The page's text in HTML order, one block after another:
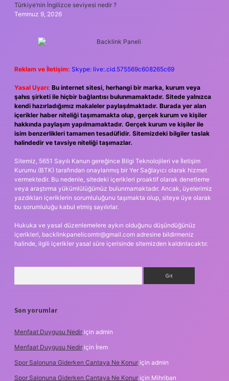
Türkiye’nin İngilizce seviyesi nedir ?
Temmuz 9, 2026
Reklam ve İletişim: Skype: live:.cid.575569c608265c69
Yasal Uyarı: Bu internet sitesi, herhangi bir marka, kurum veya
şahıs şirketi ile hiçbir bağlantısı bulunmamaktadır. Sitede yalnızca
kendi hazırladığımız makaleler paylaşılmaktadır. Burada yer alan
içerikler haber niteliği taşımamakta olup, gerçek kurum ve kişiler
hakkında paylaşım yapılmamaktadır. Gerçek kurum ve kişiler ile
isim benzerlikleri tamamen tesadüfidir. Sitemizdeki bilgiler taslak
halindedir ve tavsiye niteliği taşımazlar.
Sitemiz, 5651 Sayılı Kanun gereğince Bilgi Teknolojileri ve İletişim
Kurumu (BTK) tarafından onaylanmış bir Yer Sağlayıcı olarak hizmet
vermektedir. Bu nedenle, sitedeki içerikleri proaktif olarak denetleme
veya araştırma yükümlülüğümüz bulunmamaktadır. Ancak, üyelerimiz
yazdıkları içeriklerin sorumluluğunu taşımakta olup, siteye üye olarak
bu sorumluluğu kabul etmiş sayılırlar.
Hukuka ve yasal düzenlemelere aykırı olduğunu düşündüğünüz
içerikleri, backlinkpanelicomtr@gmail.com adresine bildirmeniz
halinde, ilgili içerikler yasal süre içerisinde sitemizden kaldırılacaktır.
Son yorumlar
Menfaat Duygusu Nedir için admin
Menfaat Duygusu Nedir için İrem
Spor Salonuna Giderken Cantaya Ne Konur için admin
Spor Salonuna Giderken Cantaya Ne Konur için Mihriban